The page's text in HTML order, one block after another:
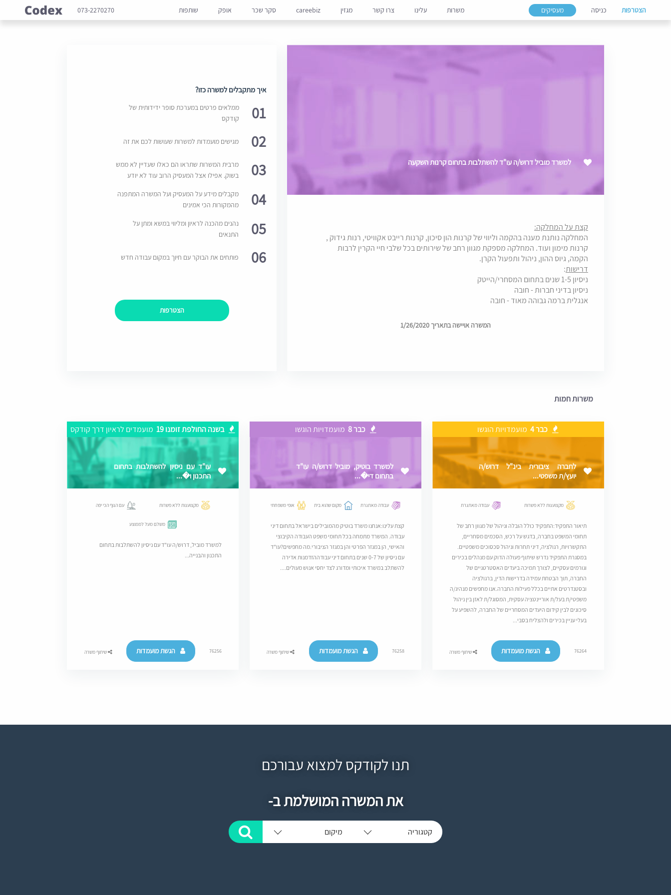
הצטרפות כניסה מעסיקים משרות עלינו צרו קשר מגזין careebiz סקר שכר אופק שותפות 073-2270270
למשרד מוביל דרוש/ה עו"ד להשתלבות בתחום קרנות השקעה
קצת על המחלקה:
המחלקה נותנת מענה בהקמה וליווי של קרנות הון סיכון, קרנות רייבט אקוויטי, רנות גידוק ,
קרנות מימון ועוד. המחלקה מספקת מגוון רחב של שירותים בכל שלבי חיי הקרין לרבות
הקמה, גיוס ההון, ניהול ותפעול הקרן.
דרישות:
ניסיון 1-5 שנים בתחום המסחרי/הייטק
ניסיון בדיני חברות - חובה
אנגלית ברמה גבוהה מאוד - חובה
המשרה אויישה בתאריך 1/26/2020
איך מתקבלים למשרה כזו?
01
ממלאים פרטים במערכת סופר ידידותית של
קודקס
02 מגישים מועמדות למשרות שעושות לכם את זה
03
מרבית המשרות שתראו הם כאלו שעדיין לא ממש
בשוק. אפילו אצל המעסיק הרוב עוד לא יודע
04
מקבלים מידע על המעסיק ועל המשרה המתפנה
מהמקורות הכי אמינים
05
נהנים מהכנה לראיון ומליווי במשא ומתן על
התנאים
06 פותחים את הבוקר עם חיוך במקום עבודה חדש
הצטרפות
משרות חמות
כבר 4 מועמדויות הוגשו
לחברה ציבורית בינ"ל דרוש/ה
יועץ/ת משפטי...
מקצוענות ללא פשרות עבודה מאתגרת
תיאור התפקיד:התפקיד כולל הובלה וניהול של מגוון רחב של
תחומי המשפט בחברה, בדגש על רכש, הסכמים מסחריים,
התקשרויות, רגולציה, דיני תחרות וניהול סכסוכים משפטיים.
במסגרת התפקיד נדרש שיתוף פעולה הדוק עם מנהלים בכירים
וגורמים עסקיים, לצורך תמיכה ביעדים האסטרטגיים של
החברה, תוך הבטחת עמידה בדרישות הדין, ברגולציה
ובסטנדרטים אתיים בכלל פעילות החברה.אנו מחפשים מנהיג/ה
משפטי/ת בעל/ת אוריינטציה עסקית, המסוגל/ת לאזן בין ניהול
סיכונים לבין קידום היעדים המסחריים של החברה, להשפיע על
בעלי עניין בכירים ולהצליח בסבי...
76264 הגשת מועמדות שיתוף משרה
כבר 8 מועמדויות הוגשו
למשרד בוטיק, מוביל דרוש/ה עו"ד
בתחום די�...
עבודה מאתגרת מקום שהוא בית אופי משפחתי
קצת עלינו:אנחנו משרד בוטיק מהמובילים בישראל בתחום דיני
עבודה. המשרד מתמחה בכל תחומי משפט העבודה הקיבוצי
והאישי, הן במגזר הפרטי והן במגזר הציבורי.מה מחפשים?עו"ד
עם ניסיון של 0-7 שנים בתחום דיני עבודההזדמנות אדירה
להשתלב במשרד איכותי ומדורג לצד יחסי אנוש מעולים....
76258 הגשת מועמדות שיתוף משרה
בשנה החולפת זומנו 19 מועמדים לראיון דרך קודקס
עו"ד עם ניסיון להשתלבות בתחום
התכנון ו�...
מקצוענות ללא פשרות עם הנוף הכי יפה
משלם מעל לממוצע
למשרד מוביל, דרוש/ה עו"ד עם ניסיון להשתלבות בתחום
התכנון והבנייה...
76256 הגשת מועמדות שיתוף משרה
תנו לקודקס למצוא עבורכם
את המשרה המושלמת ב-
קטגוריה מיקום